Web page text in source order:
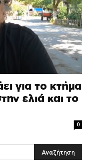
για το κτήμα
ελιά και το
0